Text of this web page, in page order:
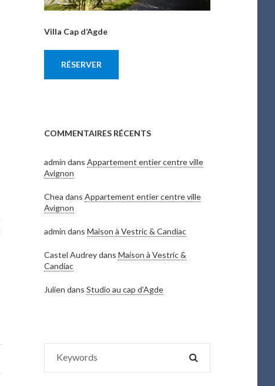
Villa Cap d’Agde
RÉSERVER
COMMENTAIRES RÉCENTS
admin dans Appartement entier centre ville
Avignon
Chea dans Appartement entier centre ville
Avignon
admin dans Maison à Vestric & Candiac
Castel Audreydans Maison à Vestric &
Candiac
Julien dans Studio au cap d’Agde
for: